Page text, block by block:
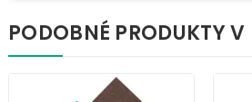
PODOBNÉ PRODUKTY